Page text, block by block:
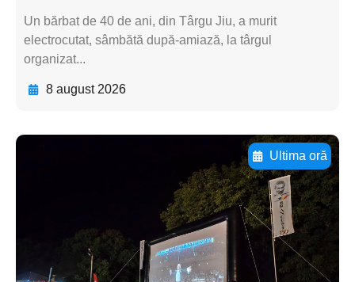
Un bărbat de 40 de ani, din Târgu Jiu, a murit
electrocutat, sâmbătă după-amiază, la târgul
organizat...
8 august 2026
Ultima oră
Adaugă aici textul pentru
subtitluAdaugă aici
textul pentru
subtitluAdaugă aici